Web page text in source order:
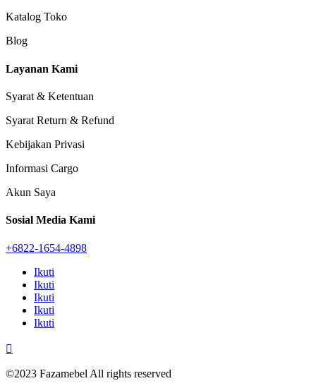
Katalog Toko
Blog
Layanan Kami
Syarat & Ketentuan
Syarat Return & Refund
Kebijakan Privasi
Informasi Cargo
Akun Saya
Sosial Media Kami
+6822-1654-4898
Ikuti
Ikuti
Ikuti
Ikuti
Ikuti

©2023 Fazamebel All rights reserved